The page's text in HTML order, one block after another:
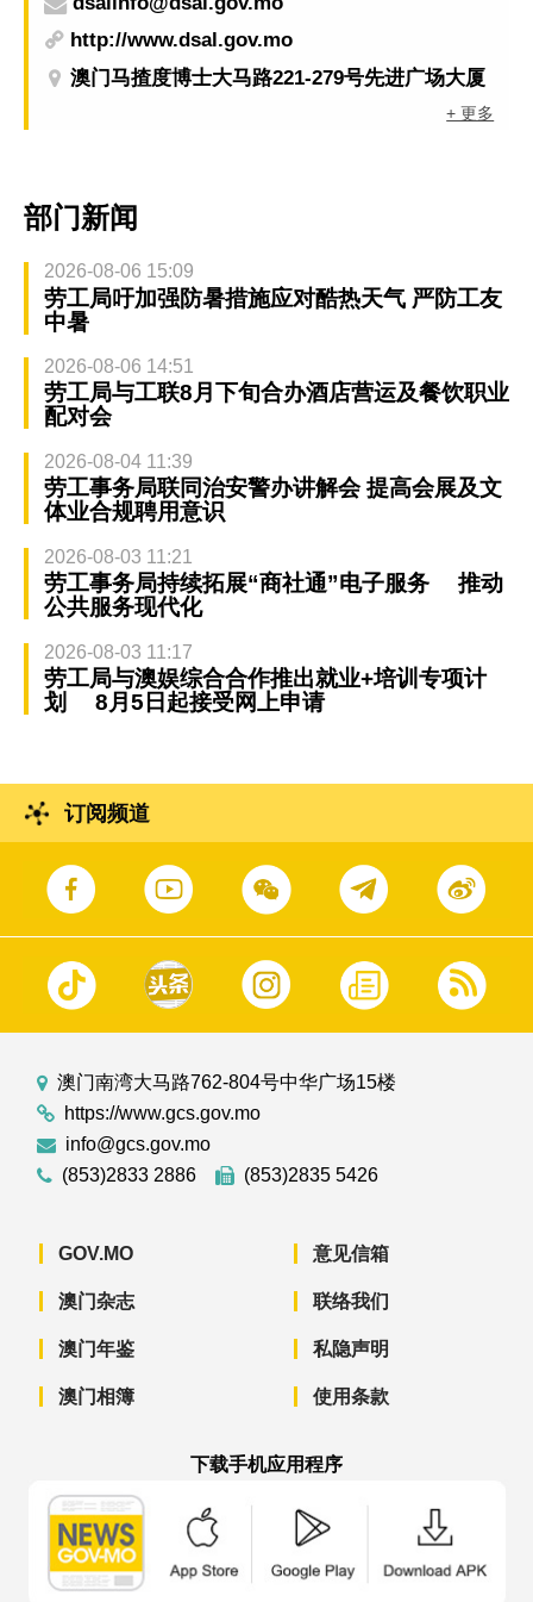
http://www.dsal.gov.mo
澳门马揸度博士大马路221-279号先进广场大厦
+ 更多
部门新闻
2026-08-06 15:09
劳工局吁加强防暑措施应对酷热天气 严防工友
中暑
2026-08-06 14:51
劳工局与工联8月下旬合办酒店营运及餐饮职业
配对会
2026-08-04 11:39
劳工事务局联同治安警办讲解会 提高会展及文
体业合规聘用意识
2026-08-03 11:21
劳工事务局持续拓展“商社通”电子服务 推动
公共服务现代化
2026-08-03 11:17
劳工局与澳娱综合合作推出就业+培训专项计
划 8月5日起接受网上申请
订阅频道
澳门南湾大马路762-804号中华广场15楼
https://www.gcs.gov.mo
info@gcs.gov.mo
(853)2833 2886
(853)2835 5426
GOV.MO
澳门杂志
澳门年鉴
澳门相簿
意见信箱
联络我们
私隐声明
使用条款
下载手机应用程序